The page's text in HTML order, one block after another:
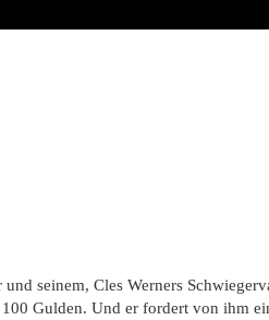
seinem, Cles Werners
Gulden. Und er fordert von ihm